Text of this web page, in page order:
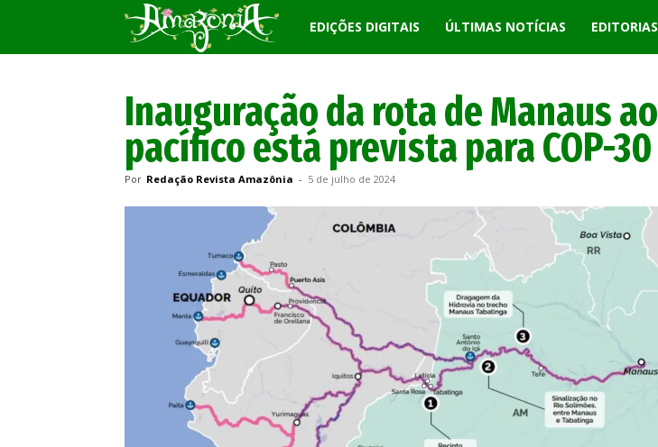
Revista
EDIÇÕES DIGITAIS ÚLTIMAS NOTÍCIAS EDITORIAS
Inauguração da rota de Manaus ao
pacífico está prevista para COP-30
Por Redação Revista Amazônia - 5 de julho de 2024